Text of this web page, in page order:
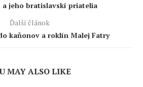
a jeho bratislavskí priatelia
Ďalší článok
kaňonov a roklín Malej Fatry
MAY ALSO LIKE